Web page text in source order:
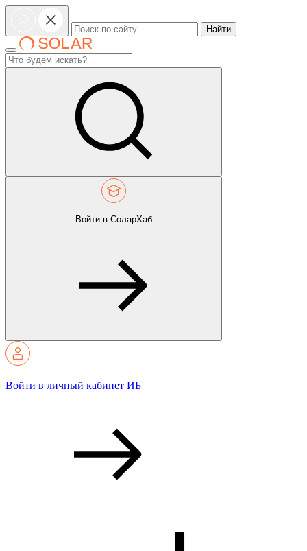
Найти
Войти в СоларХаб
Войти в личный кабинет ИБ